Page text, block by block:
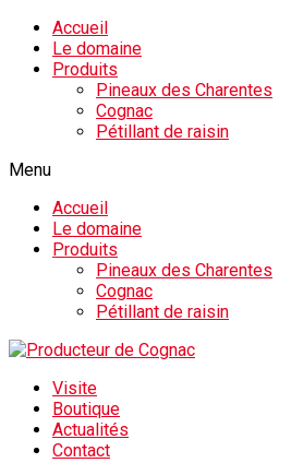
Accueil
Le domaine
Produits
Pineaux des Charentes
Cognac
Pétillant de raisin
Menu
Accueil
Le domaine
Produits
Pineaux des Charentes
Cognac
Pétillant de raisin
Visite
Boutique
Actualités
Contact